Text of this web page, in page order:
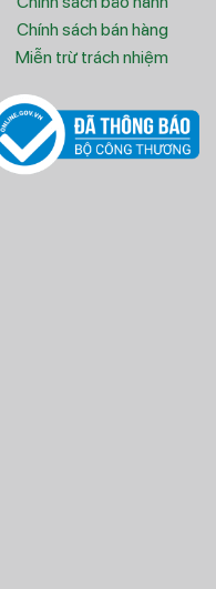
Chính sách bán hàng
Miễn trừ trách nhiệm